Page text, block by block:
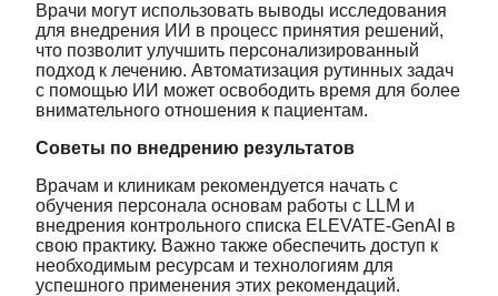
Врачи могут использовать выводы исследования
для внедрения ИИ в процесс принятия решений,
что позволит улучшить персонализированный
подход к лечению. Автоматизация рутинных задач
с помощью ИИ может освободить время для более
внимательного отношения к пациентам.
Советы по внедрению результатов
Врачам и клиникам рекомендуется начать с
обучения персонала основам работы с LLM и
внедрения контрольного списка ELEVATE-GenAI в
свою практику. Важно также обеспечить доступ к
необходимым ресурсам и технологиям для
успешного применения этих рекомендаций.